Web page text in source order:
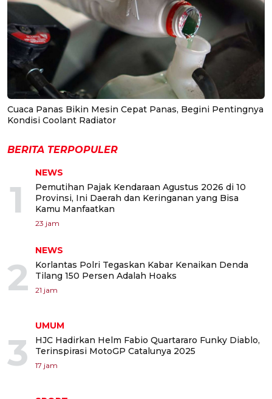
Cuaca Panas Bikin Mesin Cepat Panas, Begini Pentingnya
Kondisi Coolant Radiator
BERITA TERPOPULER
1
NEWS
Pemutihan Pajak Kendaraan Agustus 2026 di 10
Provinsi, Ini Daerah dan Keringanan yang Bisa
Kamu Manfaatkan
23 jam
2
NEWS
Korlantas Polri Tegaskan Kabar Kenaikan Denda
Tilang 150 Persen Adalah Hoaks
21 jam
3
UMUM
HJC Hadirkan Helm Fabio Quartararo Funky Diablo,
Terinspirasi MotoGP Catalunya 2025
17 jam